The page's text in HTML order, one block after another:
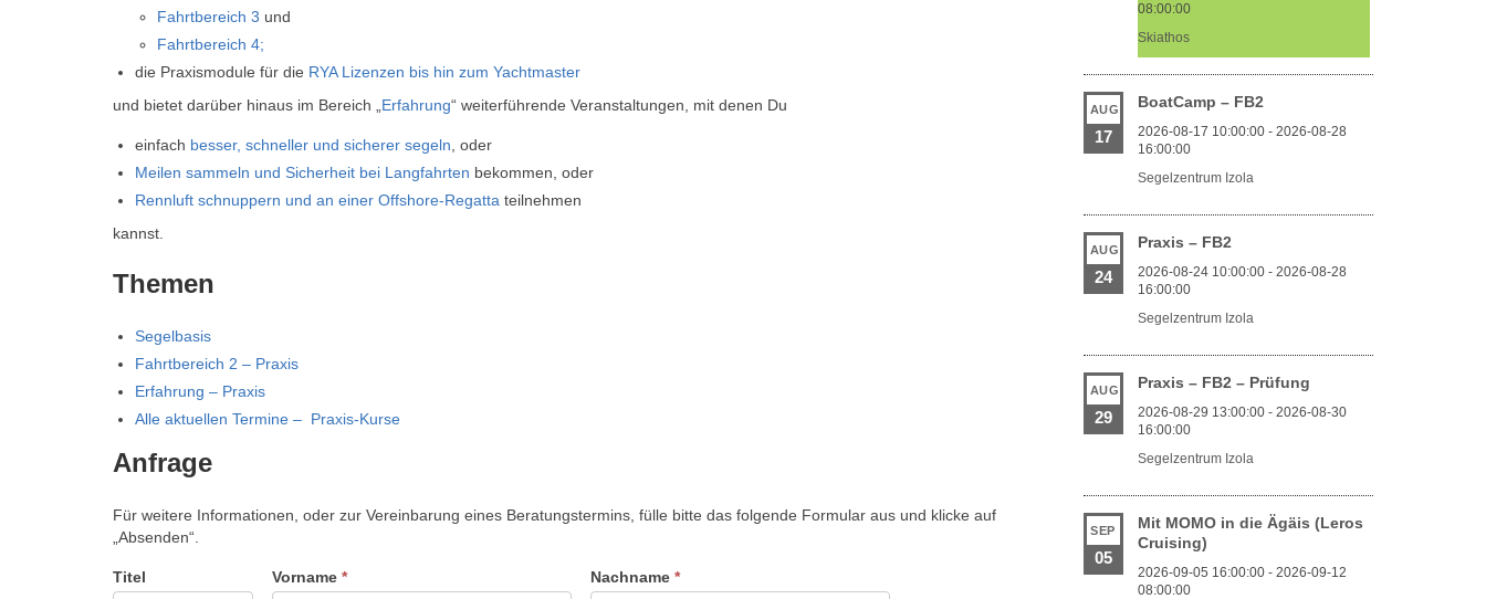
Fahrtbereich 3 und
Fahrtbereich 4;
die Praxismodule für die RYA Lizenzen bis hin zum Yachtmaster
und bietet darüber hinaus im Bereich „ Erfahrung“ weiterführende Veranstaltungen, mit denen Du
einfach besser, schneller und sicherer segeln , oder
Meilen sammeln und Sicherheit bei Langfahrten bekommen, oder
Rennluft schnuppern und an einer Offshore-Regatta teilnehmen
kannst.
Themen
Segelbasis
Fahrtbereich 2 – Praxis
Erfahrung – Praxis
Alle aktuellen Termine – Praxis-Kurse
Anfrage
Für weitere Informationen, oder zur Vereinbarung eines Beratungstermins, fülle bitte das folgende Formular aus und klicke auf
„Absenden“.
Titel Vorname* Nachname*
08:00:00
Skiathos
AUG
17
BoatCamp – FB2
2026-08-17 10:00:00 - 2026-08-28
16:00:00
Segelzentrum Izola
AUG
24
Praxis – FB2
2026-08-24 10:00:00 - 2026-08-28
16:00:00
Segelzentrum Izola
AUG
29
Praxis – FB2 – Prüfung
2026-08-29 13:00:00 - 2026-08-30
16:00:00
Segelzentrum Izola
SEP
05
Mit MOMO in die Ägäis (Leros
Cruising)
2026-09-05 16:00:00 - 2026-09-12
08:00:00